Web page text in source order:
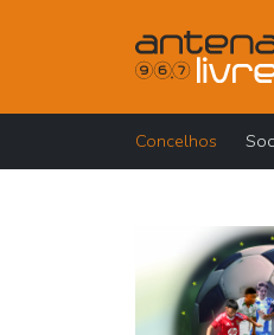
Concelhos